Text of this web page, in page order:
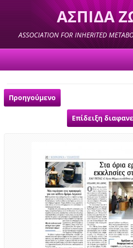
ΑΣΠΙΔΑ
ASSOCIATION FOR INHERITED
Προηγούμενο
Επίδειξη